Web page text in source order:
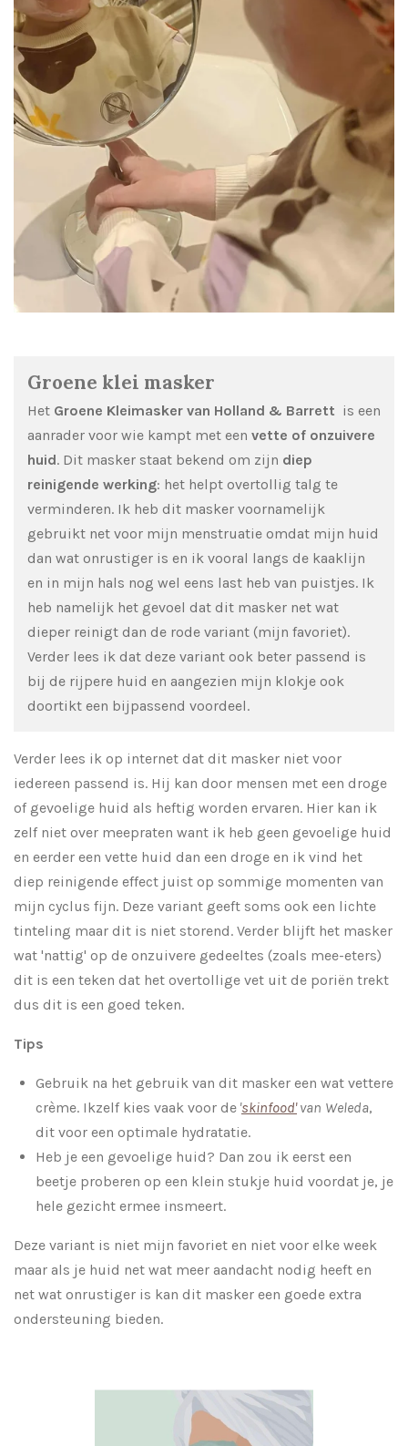
Groene klei masker
Het Groene Kleimasker van Holland & Barrett is een
aanrader voor wie kampt met een vette of onzuivere
huid. Dit masker staat bekend om zijn diep
reinigende werking: het helpt overtollig talg te
verminderen. Ik heb dit masker voornamelijk
gebruikt net voor mijn menstruatie omdat mijn huid
dan wat onrustiger is en ik vooral langs de kaaklijn
en in mijn hals nog wel eens last heb van puistjes. Ik
heb namelijk het gevoel dat dit masker net wat
dieper reinigt dan de rode variant (mijn favoriet).
Verder lees ik dat deze variant ook beter passend is
bij de rijpere huid en aangezien mijn klokje ook
doortikt een bijpassend voordeel.
Verder lees ik op internet dat dit masker niet voor
iedereen passend is. Hij kan door mensen met een droge
of gevoelige huid als heftig worden ervaren. Hier kan ik
zelf niet over meepraten want ik heb geen gevoelige huid
en eerder een vette huid dan een droge en ik vind het
diep reinigende effect juist op sommige momenten van
mijn cyclus fijn. Deze variant geeft soms ook een lichte
tinteling maar dit is niet storend. Verder blijft het masker
wat 'nattig' op de onzuivere gedeeltes (zoals mee-eters)
dit is een teken dat het overtollige vet uit de poriën trekt
dus dit is een goed teken.
Tips
Gebruik na het gebruik van dit masker een wat vettere
crème. Ikzelf kies vaak voor de 'skinfood'van Weleda,
dit voor een optimale hydratatie.
Heb je een gevoelige huid? Dan zou ik eerst een
beetje proberen op een klein stukje huid voordat je, je
hele gezicht ermee insmeert.
Deze variant is niet mijn favoriet en niet voor elke week
maar als je huid net wat meer aandacht nodig heeft en
net wat onrustiger is kan dit masker een goede extra
ondersteuning bieden.